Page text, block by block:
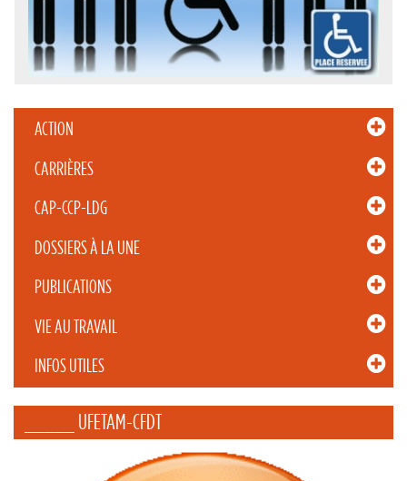
ACTION
CARRIÈRES
CAP-CCP-LDG
DOSSIERS À LA UNE
PUBLICATIONS
VIE AU TRAVAIL
INFOS UTILES
_____ UFETAM-CFDT